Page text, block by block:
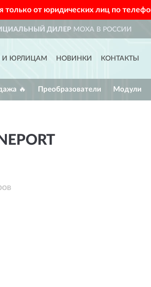
только от юридических лиц по
ДИЛЕРMOXA В РОССИИ
И ЮРЛИЦАМ НОВИНКИ КОНТАКТЫ
🔥 Преобразователи Модули